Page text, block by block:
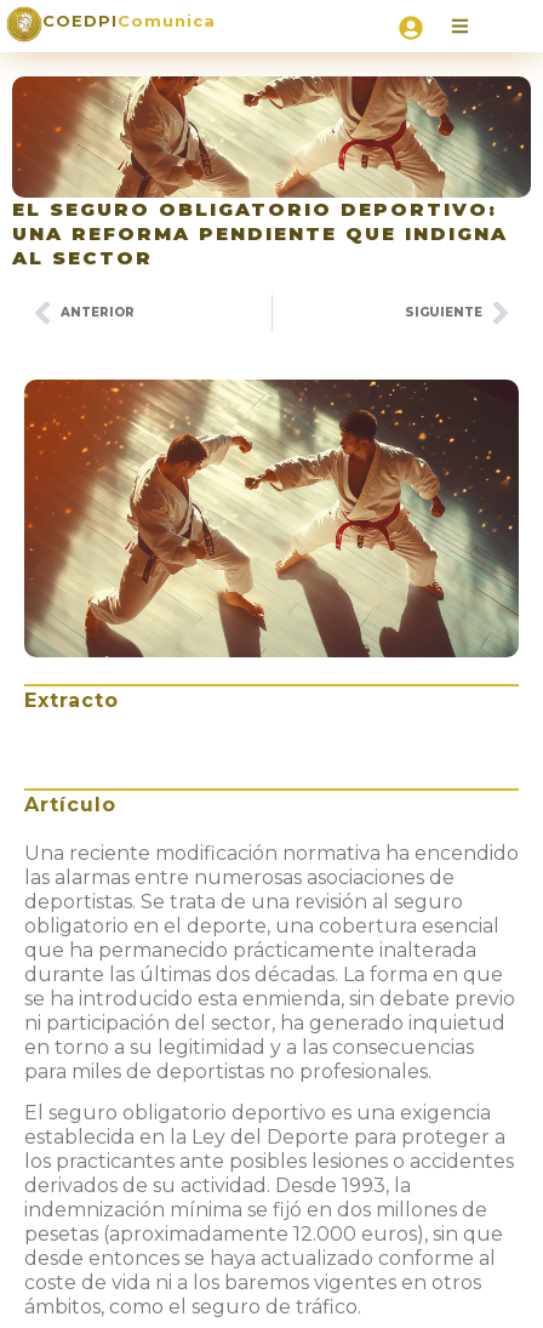
COEDPIComunica
EL SEGURO OBLIGATORIO DEPORTIVO:
UNA REFORMA PENDIENTE QUE INDIGNA
AL SECTOR
ANTERIOR SIGUIENTE
Extracto
Artículo
Una reciente modificación normativa ha encendido
las alarmas entre numerosas asociaciones de
deportistas. Se trata de una revisión al seguro
obligatorio en el deporte, una cobertura esencial
que ha permanecido prácticamente inalterada
durante las últimas dos décadas. La forma en que
se ha introducido esta enmienda, sin debate previo
ni participación del sector, ha generado inquietud
en torno a su legitimidad y a las consecuencias
para miles de deportistas no profesionales.
El seguro obligatorio deportivo es una exigencia
establecida en la Ley del Deporte para proteger a
los practicantes ante posibles lesiones o accidentes
derivados de su actividad. Desde 1993, la
indemnización mínima se fijó en dos millones de
pesetas (aproximadamente 12.000 euros), sin que
desde entonces se haya actualizado conforme al
coste de vida ni a los baremos vigentes en otros
ámbitos, como el seguro de tráfico.